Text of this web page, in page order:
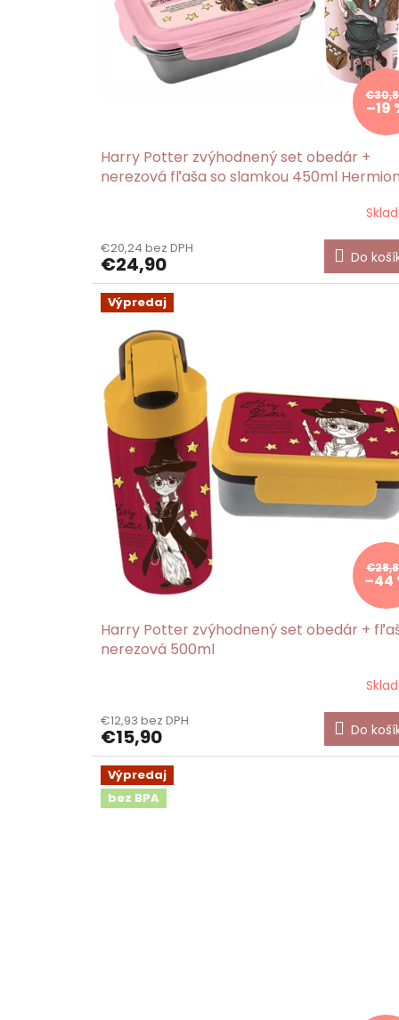
–19
Harry Potter zvýhodnený set obedár +
nerezová fľaša so slamkou 450ml
€20,24 bez DPH
€24,90 Do
Výpredaj
–44
Harry Potter zvýhodnený set obedár +
nerezová 500ml
€12,93 bez DPH
€15,90 Do
Výpredaj
bez BPA